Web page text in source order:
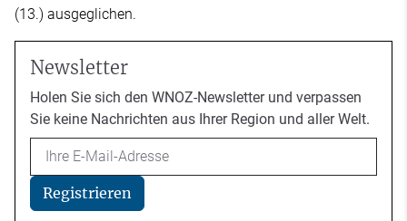
(13.) ausgeglichen.
Newsletter
Holen Sie sich den WNOZ-Newsletter und verpassen
Sie keine Nachrichten aus Ihrer Region und aller Welt.
Email
Registrieren